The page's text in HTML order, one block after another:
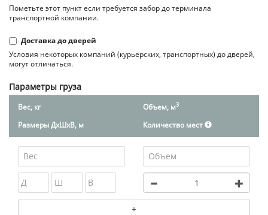
Пометьте этот пункт если требуется забор до терминала
транспортной компании.
Доставка до дверей
Условия некоторых компаний (курьерских, транспортных) до дверей,
могут отличаться.
Параметры груза
Вес, кг Объем, м3
Размеры ДxШxВ, м Количество мест
+